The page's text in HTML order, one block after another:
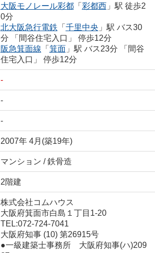
大阪モノレール彩都「 彩都西」駅 徒歩2
0分
北大阪急行電鉄 「 千里中央 」駅 バス30
分 「間谷住宅入口」 停歩12分
阪急箕面線 「 箕面」駅 バス23分 「間谷
住宅入口」 停歩12分
-
-
-
2007年 4月(築19年)
マンション / 鉄骨造
2階建
株式会社コムハウス
大阪府箕面市白島１丁目1-20
TEL:072-724-7041
大阪府知事 (10) 第26915号
●一級建築士事務所 大阪府知事(ハ)209